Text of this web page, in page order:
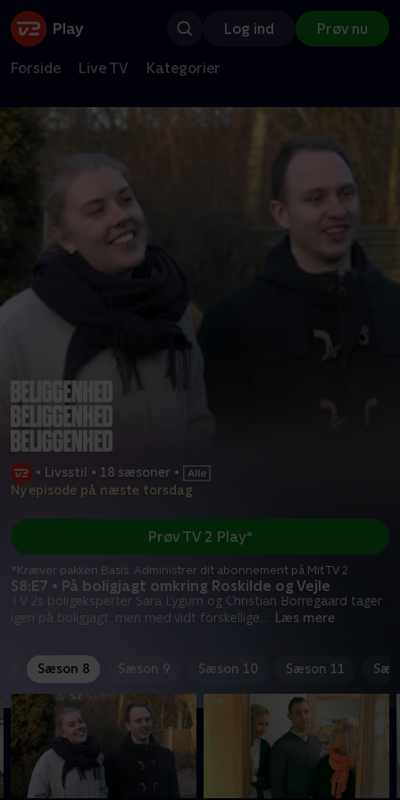
Log ind Prøv nu
Forside Live TV Kategorier
• Livsstil • 18 sæsoner •
Ny episode på næste torsdag
S8:E7 • På boligjagt omkring Roskilde og Vejle
TV 2s boligeksperter Sara Lygum og Christian Borregaard tager
igen på boligjagt, men med vidt forskellige... Læs mere
Prøv TV 2 Play*
*Kræver pakken Basis. Administrer dit abonnement på Mit TV 2.
Sæson 8 Sæson 9 Sæson 10 Sæson 11